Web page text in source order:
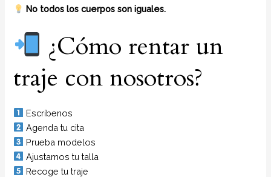
No todos los cuerpos son iguales.
¿Cómo rentar un
traje con nosotros?
Escríbenos
Agenda tu cita
Prueba modelos
Ajustamos tu talla
Recoge tu traje